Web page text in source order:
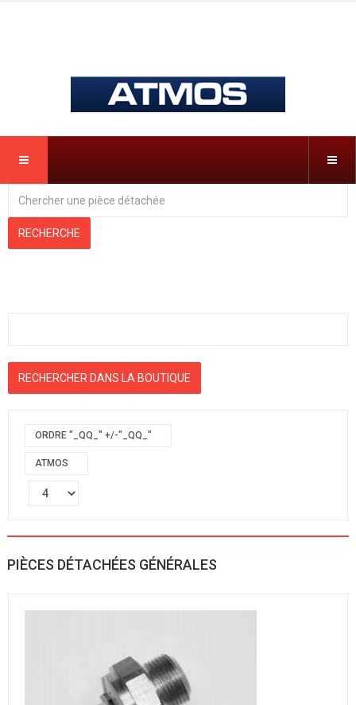
ORDRE "_QQ_" +/-"_QQ_"
ATMOS
PIÈCES DÉTACHÉES GÉNÉRALES